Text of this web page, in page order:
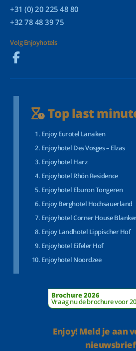
+31 (0) 20 225 48 80
+32 78 48 39 75
Volg Enjoyhotels
Top last
Enjoy Eurotel Lanaken
Enjoyhotel Des Vosges – Elzas
Enjoyhotel Harz
Enjoyhotel Rhön Residence
Enjoyhotel Eburon Tongeren
Enjoy Berghotel Hochsauerland
Enjoyhotel Corner House
Enjoy Landhotel Lippischer Hof
Enjoyhotel Eifeler Hof
Enjoyhotel Noordzee
Brochure 2026
Vraag nu de brochure voor
Enjoy! Meld je aan